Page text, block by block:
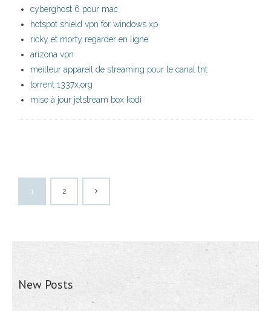
cyberghost 6 pour mac
hotspot shield vpn for windows xp
ricky et morty regarder en ligne
arizona vpn
meilleur appareil de streaming pour le canal tnt
torrent 1337x.org
mise à jour jetstream box kodi
1 2
New Posts